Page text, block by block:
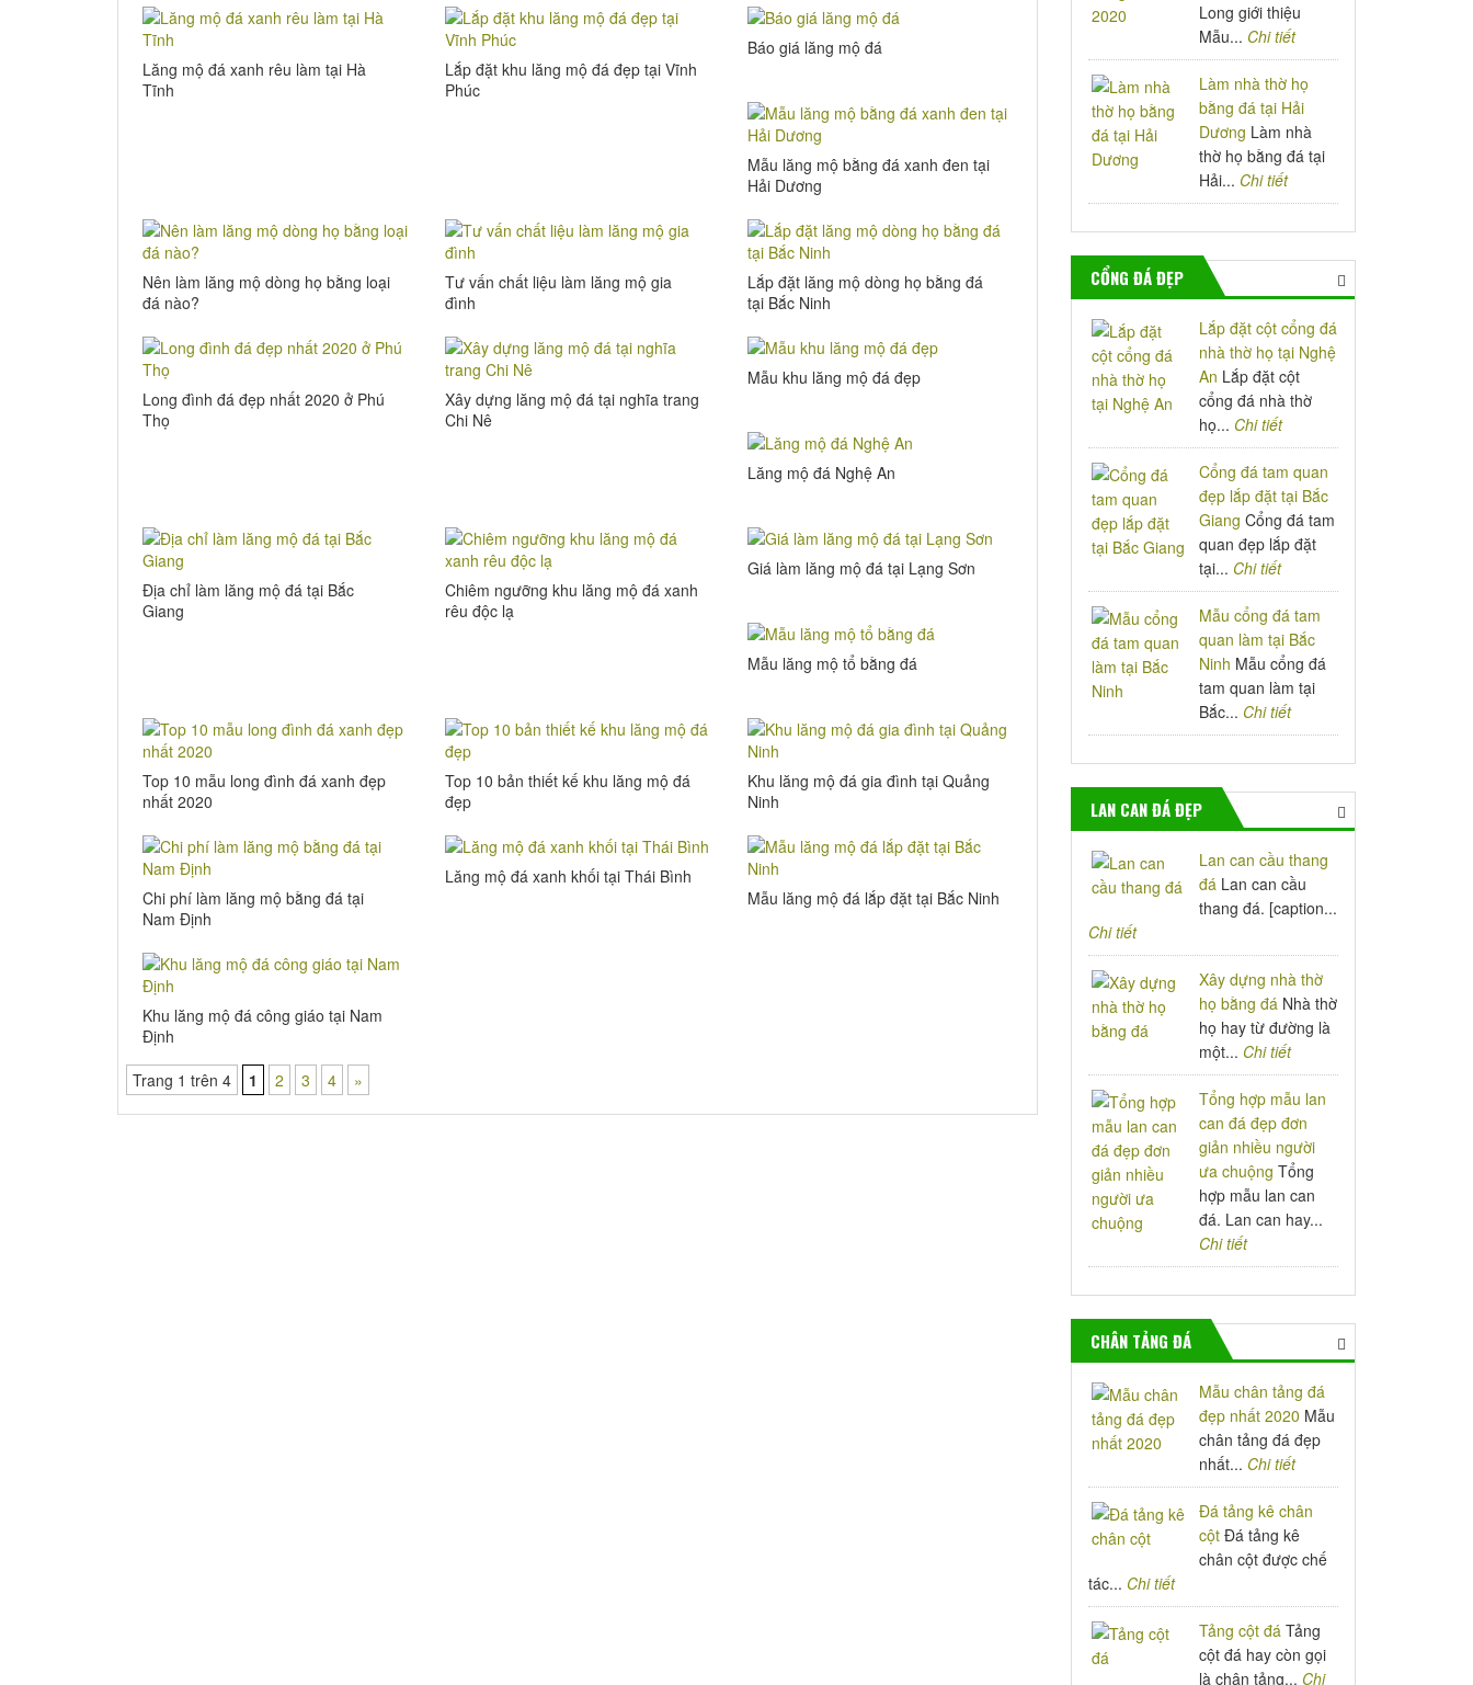
Lăng mộ đá xanh rêu làm tại Hà
Tĩnh
Lắp đặt khu lăng mộ đá đẹp tại Vĩnh
Phúc
Báo giá lăng mộ đá
Mẫu lăng mộ bằng đá xanh đen tại
Hải Dương
Nên làm lăng mộ dòng họ bằng loại
đá nào?
Tư vấn chất liệu làm lăng mộ gia
đình
Lắp đặt lăng mộ dòng họ bằng đá
tại Bắc Ninh
Long đình đá đẹp nhất 2020 ở Phú
Thọ
Xây dựng lăng mộ đá tại nghĩa trang
Chi Nê
Mẫu khu lăng mộ đá đẹp
Lăng mộ đá Nghệ An
Địa chỉ làm lăng mộ đá tại Bắc
Giang
Chiêm ngưỡng khu lăng mộ đá xanh
rêu độc lạ
Giá làm lăng mộ đá tại Lạng Sơn
Mẫu lăng mộ tổ bằng đá
Top 10 mẫu long đình đá xanh đẹp
nhất 2020
Top 10 bản thiết kế khu lăng mộ đá
đẹp
Khu lăng mộ đá gia đình tại Quảng
Ninh
Chi phí làm lăng mộ bằng đá tại
Nam Định
Lăng mộ đá xanh khối tại Thái Bình
Mẫu lăng mộ đá lắp đặt tại Bắc Ninh
Khu lăng mộ đá công giáo tại Nam
Định
Trang 1 trên 4
1 2 3 4 »
Long giới thiệu
Mẫu... Chi tiết
Làm nhà thờ họ
bằng đá tại Hải
Dương Làm nhà
thờ họ bằng đá tại
Hải... Chi tiết
CỔNG ĐÁ ĐẸP
Lắp đặt cột cổng đá
nhà thờ họ tại Nghệ
An Lắp đặt cột
cổng đá nhà thờ
họ... Chi tiết
Cổng đá tam quan
đẹp lắp đặt tại Bắc
Giang Cổng đá tam
quan đẹp lắp đặt
tại... Chi tiết
Mẫu cổng đá tam
quan làm tại Bắc
Ninh Mẫu cổng đá
tam quan làm tại
Bắc... Chi tiết
LAN CAN ĐÁ ĐẸP
Lan can cầu thang
đá Lan can cầu
thang đá. [caption...
Chi tiết
Xây dựng nhà thờ
họ bằng đá Nhà thờ
họ hay từ đường là
một... Chi tiết
Tổng hợp mẫu lan
can đá đẹp đơn
giản nhiều người
ưa chuộng Tổng
hợp mẫu lan can
đá. Lan can hay...
Chi tiết
CHÂN TẢNG ĐÁ
Mẫu chân tảng đá
đẹp nhất 2020 Mẫu
chân tảng đá đẹp
nhất... Chi tiết
Đá tảng kê chân
cột Đá tảng kê
chân cột được chế
tác... Chi tiết
Tảng cột đá Tảng
cột đá hay còn gọi
là chân tảng... Chi